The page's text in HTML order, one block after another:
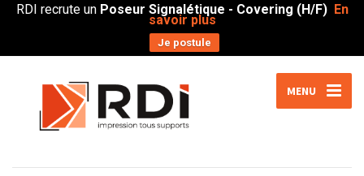
RDI recrute un Poseur Signalétique - Covering (H/F) En
savoir plus
Je postule
MENU